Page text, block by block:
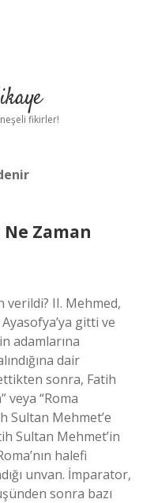
fikirler!
Ne Zaman
verildi? II. Mehmed,
gitti ve
adamlarına
dair
sonra, Fatih
veya “Roma
Sultan Mehmet’e
Sultan Mehmet’in
halefi
unvan. İmparator,
sonra bazı